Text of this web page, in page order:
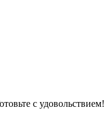
с удовольствием!